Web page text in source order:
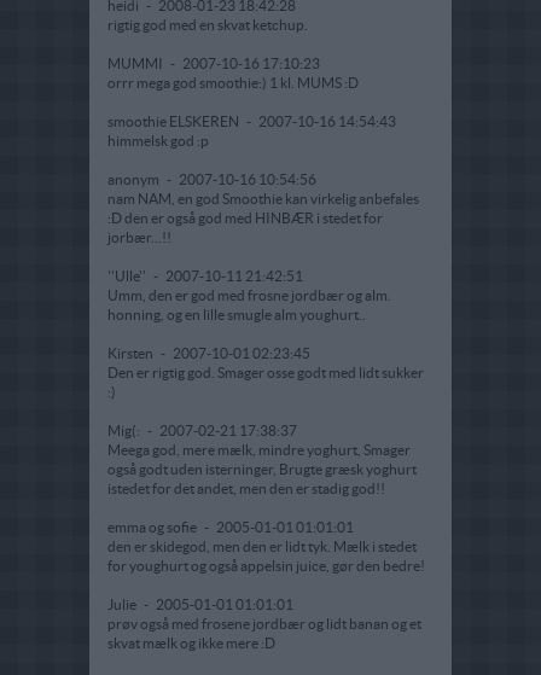
heidi - 2008-01-23 18:42:28
rigtig god med en skvat ketchup.
MUMMI - 2007-10-16 17:10:23
orrr mega god smoothie:) 1 kl. MUMS :D
smoothie ELSKEREN - 2007-10-16 14:54:43
himmelsk god :p
anonym - 2007-10-16 10:54:56
nam NAM, en god Smoothie kan virkelig anbefales
:D den er også god med HINBÆR i stedet for
jorbær...!!
''Ulle'' - 2007-10-11 21:42:51
Umm, den er god med frosne jordbær og alm.
honning, og en lille smugle alm youghurt..
Kirsten - 2007-10-01 02:23:45
Den er rigtig god. Smager osse godt med lidt sukker
:)
Mig(: - 2007-02-21 17:38:37
Meega god, mere mælk, mindre yoghurt, Smager
også godt uden isterninger, Brugte græsk yoghurt
istedet for det andet, men den er stadig god!!
emma og sofie - 2005-01-01 01:01:01
den er skidegod, men den er lidt tyk. Mælk i stedet
for youghurt og også appelsin juice, gør den bedre!
Julie - 2005-01-01 01:01:01
prøv også med frosene jordbær og lidt banan og et
skvat mælk og ikke mere :D